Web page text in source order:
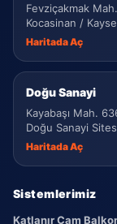
Fevziçakmak
Kocasinan /
Haritada Aç
Doğu Sanayi
Kayabaşı Mah.
Doğu Sanayi
Haritada Aç
Sistemlerimiz
Katlanır Cam